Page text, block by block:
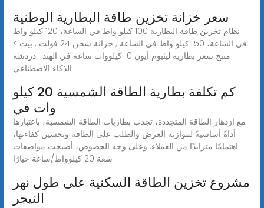
سعر خزانة تخزين طاقة البطارية الوطنية
نظام تخزين طاقة البطارية 100 كيلو واط في الساعة، 120 كيلو واط
في الساعة، 150 كيلو واط في الساعة ; خزانة شحن 24 فولت ; بيت >
منتج سعر بطارية ليثيوم أيون 10 كيلووات ساعة في الهند . دردشة
الذكاء الاصطناعي
كم تكلفة بطارية الطاقة الشمسية 20 كيلو
وات في
مع ازدهار الطاقة المتجددة، تجذب بطاريات الطاقة الشمسية، باعتبارها
أداةً أساسيةً لموازنة العرض والطلب على الطاقة وتحسين كفاءتها،
اهتمامًا متزايدًا من العملاء. وعلى وجه الخصوص، أصبحت مواصفات
سعة 20 كيلوواط/ساعة خيارًا
مشروع تخزين الطاقة السكنية على طول نهر
النيجر